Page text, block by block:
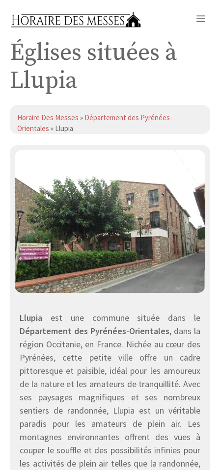
Églises situées à
Llupia
Horaire Des Messes » Département des Pyrénées-
Orientales » Llupia
Llupia est une commune située dans le
Département des Pyrénées-Orientales, dans la
région Occitanie, en France. Nichée au cœur des
Pyrénées, cette petite ville offre un cadre
pittoresque et paisible, idéal pour les amoureux
de la nature et les amateurs de tranquillité. Avec
ses paysages magnifiques et ses nombreux
sentiers de randonnée, Llupia est un véritable
paradis pour les amateurs de plein air. Les
montagnes environnantes offrent des vues à
couper le souffle et des possibilités infinies pour
les activités de plein air telles que la randonnée,